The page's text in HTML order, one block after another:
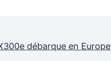
débarque en Europe